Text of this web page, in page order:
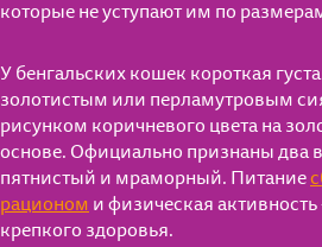
которые не уступают им по
У бенгальских кошек короткая
золотистым или перламутровым
рисунком коричневого цвета на
основе. Официально признаны два
пятнистый и мраморный. Питание
рациономи физическая
крепкого здоровья.